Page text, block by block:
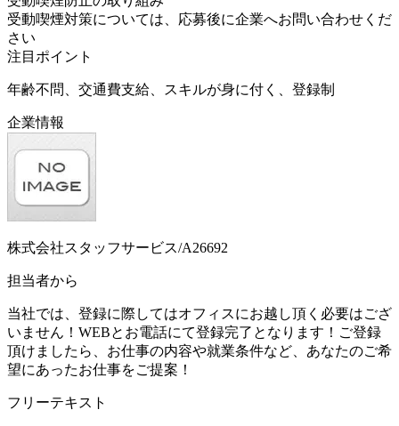
受動喫煙対策については、応募後に企業へお問い合わせくだ
さい
注目ポイント
年齢不問、交通費支給、スキルが身に付く、登録制
企業情報
株式会社スタッフサービス/A26692
担当者から
当社では、登録に際してはオフィスにお越し頂く必要はござ
いません！WEBとお電話にて登録完了となります！ご登録
頂けましたら、お仕事の内容や就業条件など、あなたのご希
望にあったお仕事をご提案！
フリーテキスト